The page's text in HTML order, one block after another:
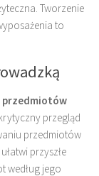
Tworzenie
to
przedmiotów
przegląd
przedmiotów
przyszłe
według jego